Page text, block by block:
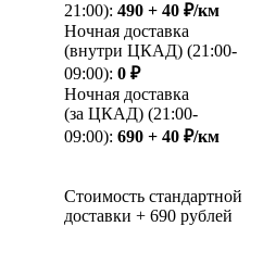
21:00): 490 + 40 ₽/км
Ночная доставка
(внутри ЦКАД) (21:00-
09:00): 0 ₽
Ночная доставка
(за ЦКАД) (21:00-
09:00): 690 + 40 ₽/км
Стоимость стандартной
доставки + 690 рублей